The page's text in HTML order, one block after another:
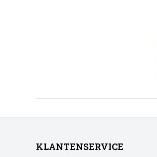
KLANTENSERVICE